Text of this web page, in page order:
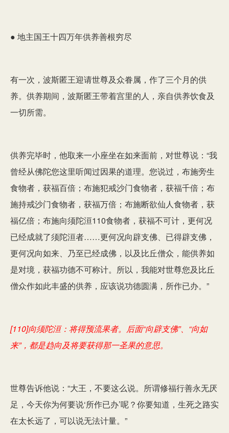
● 地主国王十四万年供养善根穷尽
有一次，波斯匿王迎请世尊及众眷属，作了三个月的供
养。供养期间，波斯匿王带着宫里的人，亲自供养饮食及
一切所需。
供养完毕时，他取来一小座坐在如来面前，对世尊说：“我
曾经从佛陀您这里听闻过因果的道理。您说过，布施旁生
食物者，获福百倍；布施犯戒沙门食物者，获福千倍；布
施持戒沙门食物者，获福万倍；布施断欲仙人食物者，获
福亿倍；布施向须陀洹110食物者，获福不可计，更何况
已经成就了须陀洹者……更何况向辟支佛、已得辟支佛，
更何况向如来、乃至已经成佛，以及比丘僧众，能供养如
是对境，获福功德不可称计。所以，我能对世尊您及比丘
僧众作如此丰盛的供养，应该说功德圆满，所作已办。”
[110]向须陀洹：将得预流果者。后面“向辟支佛”、“向如
来”，都是趋向及将要获得那一圣果的意思。
世尊告诉他说：“大王，不要这么说。所谓修福行善永无厌
足，今天你为何要说‘所作已办’呢？你要知道，生死之路实
在太长远了，可以说无法计量。”